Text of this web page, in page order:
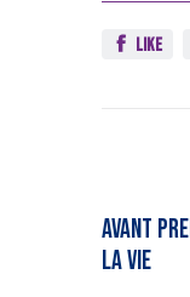
Like
AVANT
LA VIE